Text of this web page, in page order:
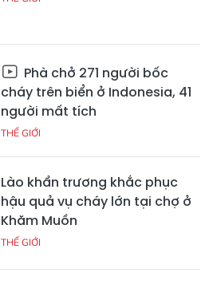
Phà chở 271 người bốc
cháy trên biển ở Indonesia, 41
người mất tích
THẾ GIỚI
Lào khẩn trương khắc phục
hậu quả vụ cháy lớn tại chợ ở
Khăm Muồn
THẾ GIỚI